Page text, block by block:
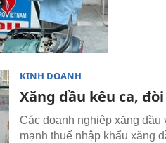
KINH DOANH
Xăng dầu kêu ca,
Các doanh nghiệp xăng
mạnh thuế nhập khẩu xăng